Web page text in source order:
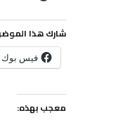
شارك هذا
فيس بوك
معجب بهذه: